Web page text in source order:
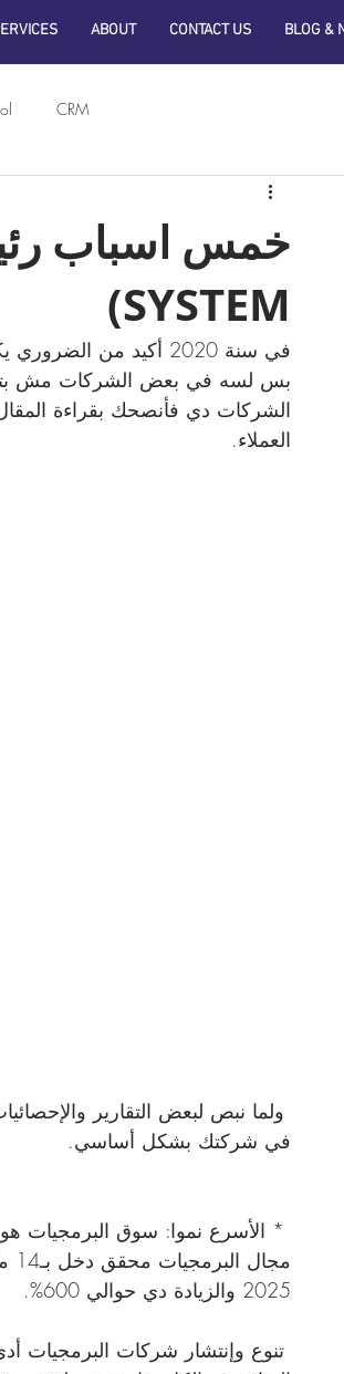
ABOUT CONTACT US BLOG &
CRM
SYSTEM)
في سنة 2020 أكيد من
بس لسه في بعض الشركات مش
الشركات دي فأنصحك بقراءة
العملاء.
ولما نبص لبعض التقارير
في شركتك بشكل أساسي.
2025 والزيادة دي حوالي 600%.
تنوع وإنتشار شركات البرمجيات